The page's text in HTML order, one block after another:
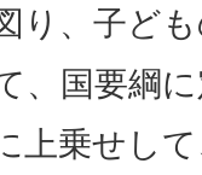
り、子ど
、国要綱
上乗せし